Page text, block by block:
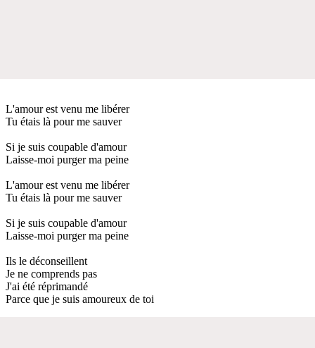
L'amour est venu me libérer
Tu étais là pour me sauver
Si je suis coupable d'amour
Laisse-moi purger ma peine
L'amour est venu me libérer
Tu étais là pour me sauver
Si je suis coupable d'amour
Laisse-moi purger ma peine
Ils le déconseillent
Je ne comprends pas
J'ai été réprimandé
Parce que je suis amoureux de toi